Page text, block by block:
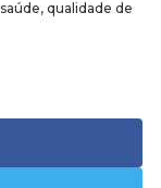
qualidade de